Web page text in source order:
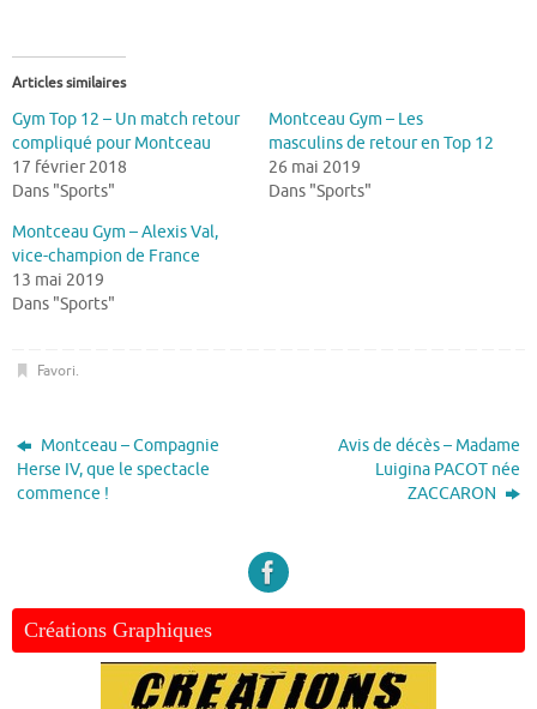
Articles similaires
Gym Top 12 – Un match retour
compliqué pour Montceau
17 février 2018
Dans "Sports"
Montceau Gym – Les
masculins de retour en Top 12
26 mai 2019
Dans "Sports"
Montceau Gym – Alexis Val,
vice-champion de France
13 mai 2019
Dans "Sports"
Favori.
Montceau – Compagnie
Herse IV, que le spectacle
commence !
Avis de décès – Madame
Luigina PACOT née
ZACCARON
Créations Graphiques